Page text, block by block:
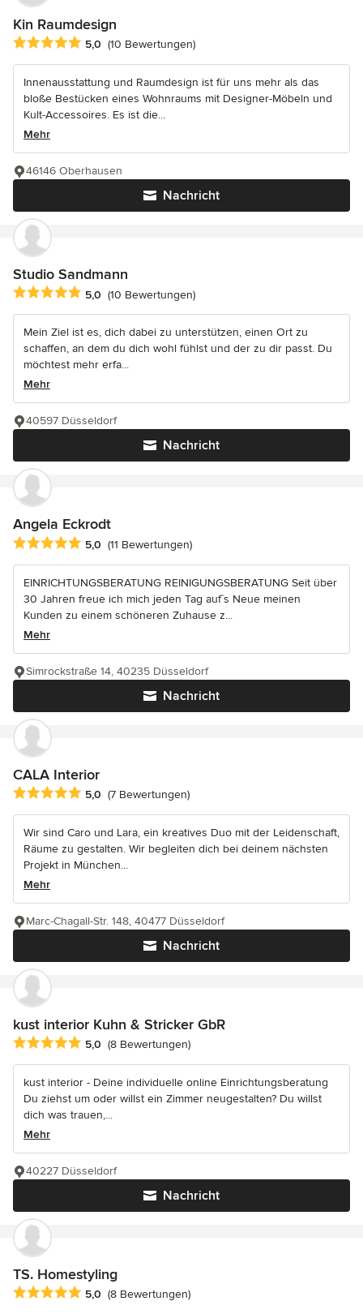
Kin Raumdesign
Durchschnittliche Bewertung: 5 von 5 Sternen
5,0 (10 Bewertungen)
Innenausstattung und Raumdesign ist für uns mehr als das
bloße Bestücken eines Wohnraums mit Designer-Möbeln und
Kult-Accessoires. Es ist die...
Mehr
Nachricht
46146 Oberhausen
Studio Sandmann
Durchschnittliche Bewertung: 5 von 5 Sternen
5,0 (10 Bewertungen)
Mein Ziel ist es, dich dabei zu unterstützen, einen Ort zu
schaffen, an dem du dich wohl fühlst und der zu dir passt. Du
möchtest mehr erfa...
Mehr
Nachricht
40597 Düsseldorf
Angela Eckrodt
Durchschnittliche Bewertung: 5 von 5 Sternen
5,0 (11 Bewertungen)
EINRICHTUNGSBERATUNG REINIGUNGSBERATUNG Seit über
30 Jahren freue ich mich jeden Tag auf`s Neue meinen
Kunden zu einem schöneren Zuhause z...
Mehr
Nachricht
Simrockstraße 14, 40235 Düsseldorf
CALA Interior
Durchschnittliche Bewertung: 5 von 5 Sternen
5,0 (7 Bewertungen)
Wir sind Caro und Lara, ein kreatives Duo mit der Leidenschaft,
Räume zu gestalten. Wir begleiten dich bei deinem nächsten
Projekt in München...
Mehr
Nachricht
Marc-Chagall-Str. 148, 40477 Düsseldorf
kust interior Kuhn & Stricker GbR
Durchschnittliche Bewertung: 5 von 5 Sternen
5,0 (8 Bewertungen)
kust interior - Deine individuelle online Einrichtungsberatung
Du ziehst um oder willst ein Zimmer neugestalten? Du willst
dich was trauen,...
Mehr
Nachricht
40227 Düsseldorf
TS. Homestyling
Durchschnittliche Bewertung: 5 von 5 Sternen
5,0 (8 Bewertungen)